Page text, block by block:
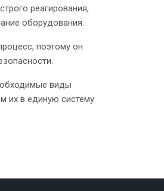
реагирования,
оборудования.
поэтому он
виды
их в единую систему